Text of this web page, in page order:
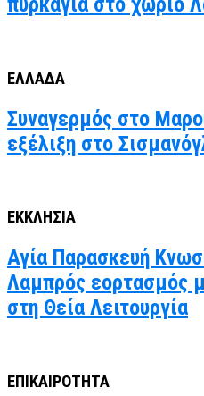
ΕΛΛΑΔΑ
Συναγερμός στο
εξέλιξη στο
ΕΚΚΛΗΣΙΑ
Αγία Παρασκευή
Λαμπρός εορτασμός
στη Θεία Λειτουργία
ΕΠΙΚΑΙΡΟΤΗΤΑ